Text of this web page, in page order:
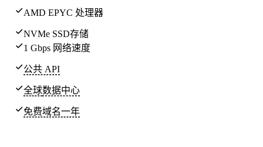
AMD EPYC 处理器
NVMe SSD存储
1 Gbps 网络速度
公共 API
全球数据中心
免费域名一年